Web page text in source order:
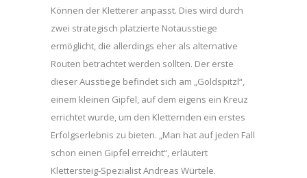
Können der Kletterer anpasst. Dies wird durch
zwei strategisch platzierte Notausstiege
ermöglicht, die allerdings eher als alternative
Routen betrachtet werden sollten. Der erste
dieser Ausstiege befindet sich am „Goldspitzl“,
einem kleinen Gipfel, auf dem eigens ein Kreuz
errichtet wurde, um den Kletternden ein erstes
Erfolgserlebnis zu bieten. „Man hat auf jeden Fall
schon einen Gipfel erreicht“, erläutert
Klettersteig-Spezialist Andreas Würtele.